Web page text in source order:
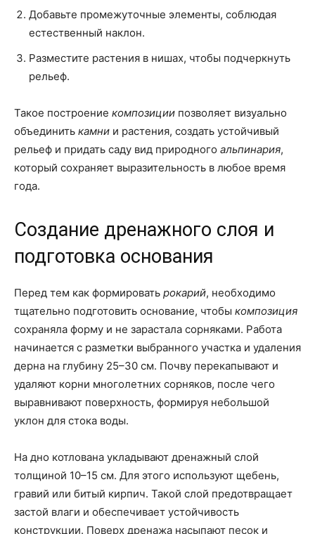
Добавьте промежуточные элементы, соблюдая
естественный наклон.
Разместите растения в нишах, чтобы подчеркнуть
рельеф.
Такое построение композиции позволяет визуально
объединить камни и растения, создать устойчивый
рельеф и придать саду вид природного альпинария,
который сохраняет выразительность в любое время
года.
Создание дренажного слоя и
подготовка основания
Перед тем как формировать рокарий, необходимо
тщательно подготовить основание, чтобы композиция
сохраняла форму и не зарастала сорняками. Работа
начинается с разметки выбранного участка и удаления
дерна на глубину 25–30 см. Почву перекапывают и
удаляют корни многолетних сорняков, после чего
выравнивают поверхность, формируя небольшой
уклон для стока воды.
На дно котлована укладывают дренажный слой
толщиной 10–15 см. Для этого используют щебень,
гравий или битый кирпич. Такой слой предотвращает
застой влаги и обеспечивает устойчивость
конструкции. Поверх дренажа насыпают песок и